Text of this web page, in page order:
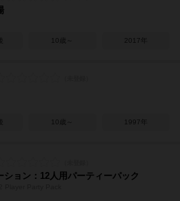
10歳～ 2017年
10歳～ 1997年
ション：12人用パーティーパック